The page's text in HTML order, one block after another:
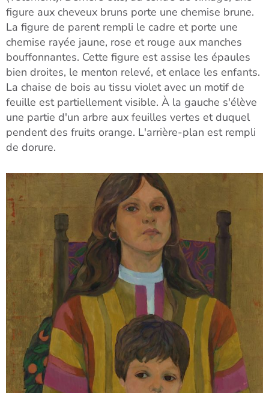
figure aux cheveux bruns porte une chemise brune.
La figure de parent rempli le cadre et porte une
chemise rayée jaune, rose et rouge aux manches
bouffonnantes. Cette figure est assise les épaules
bien droites, le menton relevé, et enlace les enfants.
La chaise de bois au tissu violet avec un motif de
feuille est partiellement visible. À la gauche s'élève
une partie d'un arbre aux feuilles vertes et duquel
pendent des fruits orange. L'arrière-plan est rempli
de dorure.